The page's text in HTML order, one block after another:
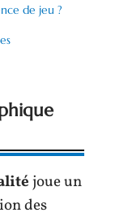
de jeu ?
joue un
des